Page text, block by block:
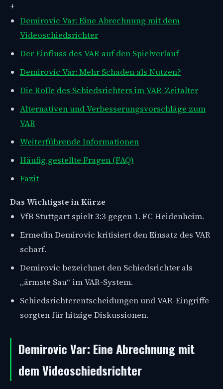
+
Demirovic Var: Eine Abrechnung mit dem
Videoschiedsrichter
Der Einfluss des VAR auf den Spielverlauf
Demirovic Var: Mehr Schaden als Nutzen?
Die Rolle des Schiedsrichters im VAR-Zeitalter
Alternativen und Verbesserungsvorschläge zum
VAR
Weiterführende Informationen
Häufig gestellte Fragen (FAQ)
Fazit
Das Wichtigste in Kürze
VfB Stuttgart spielt 3:3 gegen 1. FC Heidenheim.
Ermedin Demirovic kritisiert den Einsatz des VAR
scharf.
Demirovic bezeichnet den Schiedsrichter als
„ärmste Sau“ im VAR-System.
Schiedsrichterentscheidungen und VAR-Eingriffe
sorgten für hitzige Diskussionen.
Demirovic Var: Eine Abrechnung mit
dem Videoschiedsrichter